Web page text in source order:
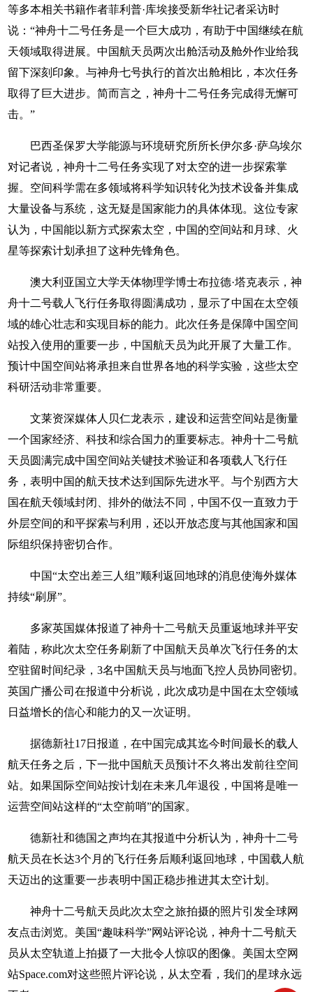
等多本相关书籍作者菲利普·库埃接受新华社记者采访时
说：“神舟十二号任务是一个巨大成功，有助于中国继续在航
天领域取得进展。中国航天员两次出舱活动及舱外作业给我
留下深刻印象。与神舟七号执行的首次出舱相比，本次任务
取得了巨大进步。简而言之，神舟十二号任务完成得无懈可
击。”
巴西圣保罗大学能源与环境研究所所长伊尔多·萨乌埃尔
对记者说，神舟十二号任务实现了对太空的进一步探索掌
握。空间科学需在多领域将科学知识转化为技术设备并集成
大量设备与系统，这无疑是国家能力的具体体现。这位专家
认为，中国能以新方式探索太空，中国的空间站和月球、火
星等探索计划承担了这种先锋角色。
澳大利亚国立大学天体物理学博士布拉德·塔克表示，神
舟十二号载人飞行任务取得圆满成功，显示了中国在太空领
域的雄心壮志和实现目标的能力。此次任务是保障中国空间
站投入使用的重要一步，中国航天员为此开展了大量工作。
预计中国空间站将承担来自世界各地的科学实验，这些太空
科研活动非常重要。
文莱资深媒体人贝仁龙表示，建设和运营空间站是衡量
一个国家经济、科技和综合国力的重要标志。神舟十二号航
天员圆满完成中国空间站关键技术验证和各项载人飞行任
务，表明中国的航天技术达到国际先进水平。与个别西方大
国在航天领域封闭、排外的做法不同，中国不仅一直致力于
外层空间的和平探索与利用，还以开放态度与其他国家和国
际组织保持密切合作。
中国“太空出差三人组”顺利返回地球的消息使海外媒体
持续“刷屏”。
多家英国媒体报道了神舟十二号航天员重返地球并平安
着陆，称此次太空任务刷新了中国航天员单次飞行任务的太
空驻留时间纪录，3名中国航天员与地面飞控人员协同密切。
英国广播公司在报道中分析说，此次成功是中国在太空领域
日益增长的信心和能力的又一次证明。
据德新社17日报道，在中国完成其迄今时间最长的载人
航天任务之后，下一批中国航天员预计不久将出发前往空间
站。如果国际空间站按计划在未来几年退役，中国将是唯一
运营空间站这样的“太空前哨”的国家。
德新社和德国之声均在其报道中分析认为，神舟十二号
航天员在长达3个月的飞行任务后顺利返回地球，中国载人航
天迈出的这重要一步表明中国正稳步推进其太空计划。
神舟十二号航天员此次太空之旅拍摄的照片引发全球网
友点击浏览。美国“趣味科学”网站评论说，神舟十二号航天
员从太空轨道上拍摄了一大批令人惊叹的图像。美国太空网
站Space.com对这些照片评论说，从太空看，我们的星球永远